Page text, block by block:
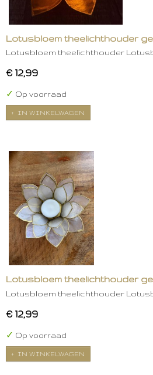
Lotusbloem theelichthouder
Lotusbloem theelichthouder
€ 12,99
✓ Op voorraad
IN WINKELWAGEN
Lotusbloem theelichthouder
Lotusbloem theelichthouder
€ 12,99
✓ Op voorraad
IN WINKELWAGEN